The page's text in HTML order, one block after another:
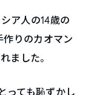
ア人の14歳の
作りのカオマン
ました。
っても恥ずかし